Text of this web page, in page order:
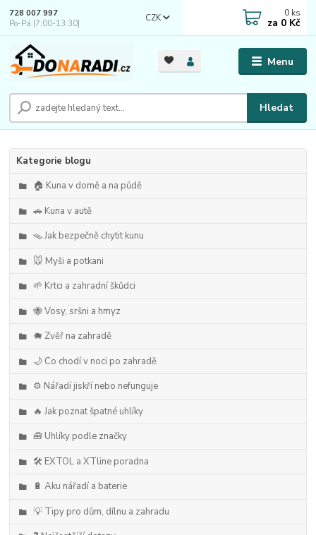
Menu
CZK
Hledat
728 007 997
Po-Pá |7:00-13:30|
0 ks
za 0 Kč
Kategorie blogu
🏠 Kuna v domě a na půdě
🚗 Kuna v autě
🪤 Jak bezpečně chytit kunu
🐭 Myši a potkani
🌱 Krtci a zahradní škůdci
🐝 Vosy, sršni a hmyz
🐗 Zvěř na zahradě
🌙 Co chodí v noci po zahradě
⚙️ Nářadí jiskří nebo nefunguje
🔥 Jak poznat špatné uhlíky
🧰 Uhlíky podle značky
🛠️ EXTOL a XTline poradna
🔋 Aku nářadí a baterie
💡 Tipy pro dům, dílnu a zahradu